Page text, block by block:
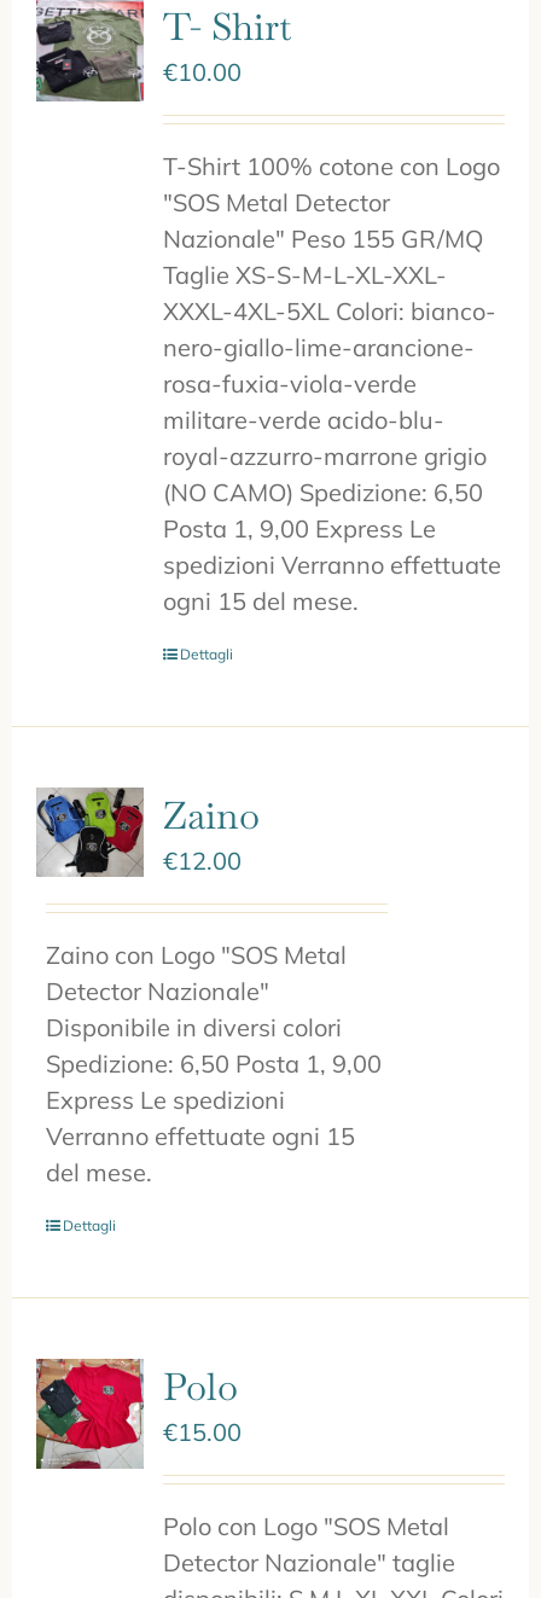
T- Shirt
€10.00
T-Shirt 100% cotone con Logo
"SOS Metal Detector
Nazionale" Peso 155 GR/MQ
Taglie XS-S-M-L-XL-XXL-
XXXL-4XL-5XL Colori: bianco-
nero-giallo-lime-arancione-
rosa-fuxia-viola-verde
militare-verde acido-blu-
royal-azzurro-marrone grigio
(NO CAMO) Spedizione: 6,50
Posta 1, 9,00 Express Le
spedizioni Verranno effettuate
ogni 15 del mese.
Dettagli
Zaino
€12.00
Zaino con Logo "SOS Metal
Detector Nazionale"
Disponibile in diversi colori
Spedizione: 6,50 Posta 1, 9,00
Express Le spedizioni
Verranno effettuate ogni 15
del mese.
Dettagli
Polo
€15.00
Polo con Logo "SOS Metal
Detector Nazionale" taglie